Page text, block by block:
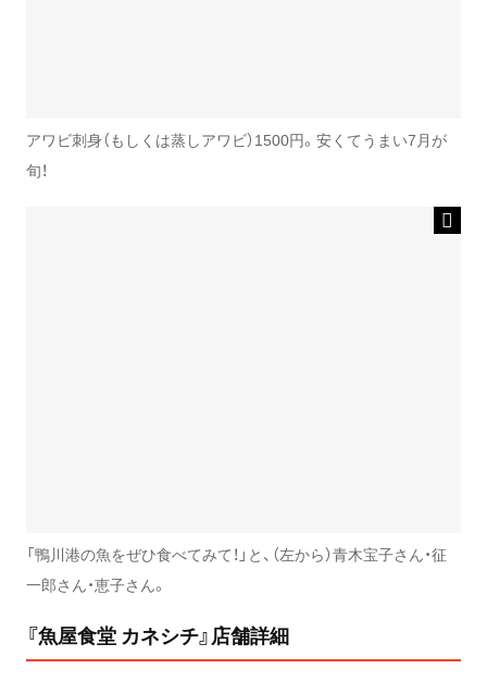
アワビ刺身（もしくは蒸しアワビ）1500円。安くてうまい7月が
旬！
「鴨川港の魚をぜひ食べてみて！」と、（左から）青木宝子さん・征
一郎さん・恵子さん。
『魚屋食堂 カネシチ』店舗詳細